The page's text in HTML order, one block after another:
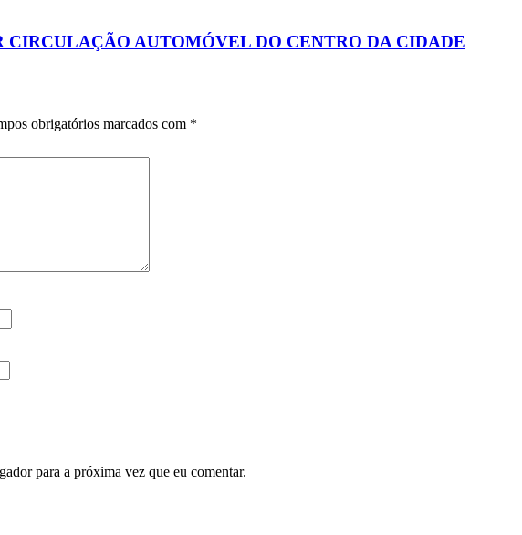
AUTOMÓVEL DO CENTRO DA CIDADE
obrigatórios marcados com *
para a próxima vez que eu comentar.